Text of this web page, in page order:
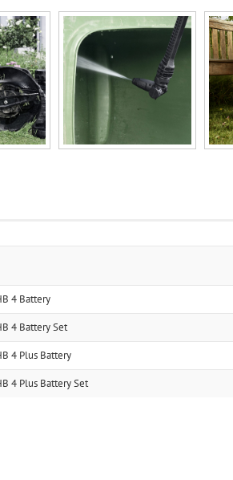
4 Battery
4 Battery Set
4 Plus Battery
4 Plus Battery Set